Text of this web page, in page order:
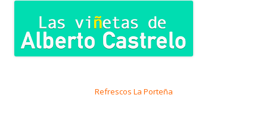
Refrescos La Porteña